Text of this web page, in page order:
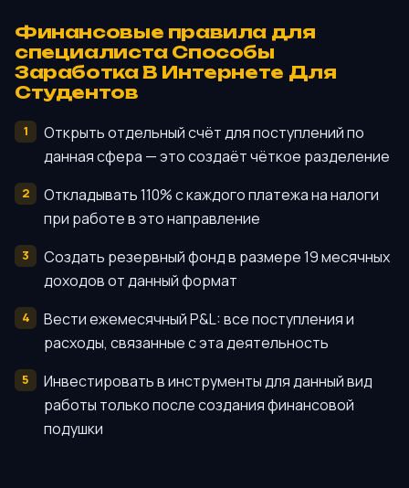
Финансовые правила для
специалиста Способы
Заработка В Интернете Для
Студентов
Открыть отдельный счёт для поступлений по
данная сфера — это создаёт чёткое разделение
Откладывать 110% с каждого платежа на налоги
при работе в это направление
Создать резервный фонд в размере 19 месячных
доходов от данный формат
Вести ежемесячный P&L: все поступления и
расходы, связанные с эта деятельность
Инвестировать в инструменты для данный вид
работы только после создания финансовой
подушки